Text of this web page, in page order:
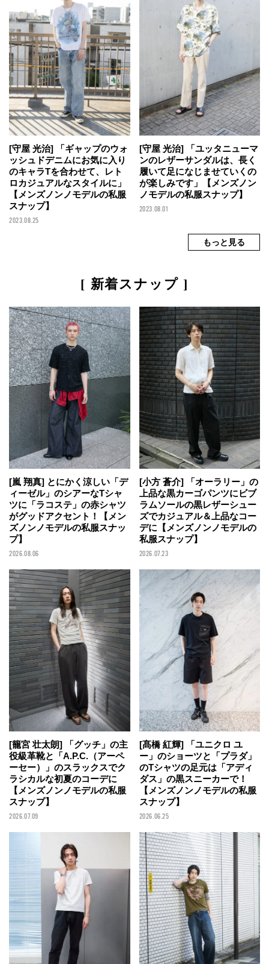
[守屋 光治] 「ギャップのウォ
ッシュドデニムにお気に入り
のキャラTを合わせて、レト
ロカジュアルなスタイルに」
【メンズノンノモデルの私服
スナップ】
2023.08.25
[守屋 光治] 「ユッタニューマ
ンのレザーサンダルは、長く
履いて足になじませていくの
が楽しみです」【メンズノン
ノモデルの私服スナップ】
2023.08.01
[ 新着スナップ ]
[嵐 翔真] とにかく涼しい「デ
ィーゼル」のシアーなTシャ
ツに「ラコステ」の赤シャツ
がグッドアクセント！【メン
ズノンノモデルの私服スナッ
プ】
2026.08.06
[小方 蒼介] 「オーラリー」の
上品な黒カーゴパンツにビブ
ラムソールの黒レザーシュー
ズでカジュアル＆上品なコー
デに【メンズノンノモデルの
私服スナップ】
2026.07.23
[籠宮 壮太朗] 「グッチ」の主
役級革靴と「A.P.C.（アーペ
ーセー）」のスラックスでク
ラシカルな初夏のコーデに
【メンズノンノモデルの私服
スナップ】
2026.07.09
[髙橋 紅輝] 「ユニクロ ユ
ー」のショーツと「プラダ」
のTシャツの足元は「アディ
ダス」の黒スニーカーで！
【メンズノンノモデルの私服
スナップ】
2026.06.25